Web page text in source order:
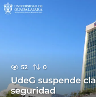
52 0
UdeG suspende
seguridad